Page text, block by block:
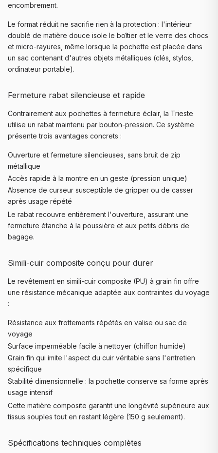
encombrement.
Le format réduit ne sacrifie rien à la protection : l'intérieur
doublé de matière douce isole le boîtier et le verre des chocs
et micro-rayures, même lorsque la pochette est placée dans
un sac contenant d'autres objets métalliques (clés, stylos,
ordinateur portable).
Fermeture rabat silencieuse et rapide
Contrairement aux pochettes à fermeture éclair, la Trieste
utilise un rabat maintenu par bouton-pression. Ce système
présente trois avantages concrets :
Ouverture et fermeture silencieuses, sans bruit de zip
métallique
Accès rapide à la montre en un geste (pression unique)
Absence de curseur susceptible de gripper ou de casser
après usage répété
Le rabat recouvre entièrement l'ouverture, assurant une
fermeture étanche à la poussière et aux petits débris de
bagage.
Simili-cuir composite conçu pour durer
Le revêtement en simili-cuir composite (PU) à grain fin offre
une résistance mécanique adaptée aux contraintes du voyage
:
Résistance aux frottements répétés en valise ou sac de
voyage
Surface imperméable facile à nettoyer (chiffon humide)
Grain fin qui imite l'aspect du cuir véritable sans l'entretien
spécifique
Stabilité dimensionnelle : la pochette conserve sa forme après
usage intensif
Cette matière composite garantit une longévité supérieure aux
tissus souples tout en restant légère (150 g seulement).
Spécifications techniques complètes